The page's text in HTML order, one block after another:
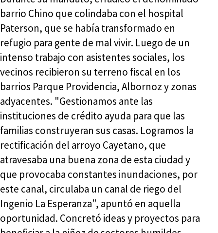
barrio Chino que colindaba con el hospital
Paterson, que se había transformado en
refugio para gente de mal vivir. Luego de un
intenso trabajo con asistentes sociales, los
vecinos recibieron su terreno fiscal en los
barrios Parque Providencia, Albornoz y zonas
adyacentes. "Gestionamos ante las
instituciones de crédito ayuda para que las
familias construyeran sus casas. Logramos la
rectificación del arroyo Cayetano, que
atravesaba una buena zona de esta ciudad y
que provocaba constantes inundaciones, por
este canal, circulaba un canal de riego del
Ingenio La Esperanza", apuntó en aquella
oportunidad. Concretó ideas y proyectos para